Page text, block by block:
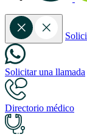
Solicitar una llamada
Directorio médico